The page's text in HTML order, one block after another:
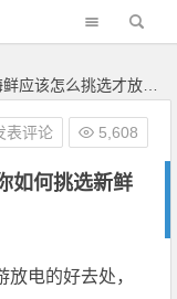
怎么挑选才放心！教你如何挑选新鲜海鲜
如何挑选新鲜
表评论 5,608
电的好去处，